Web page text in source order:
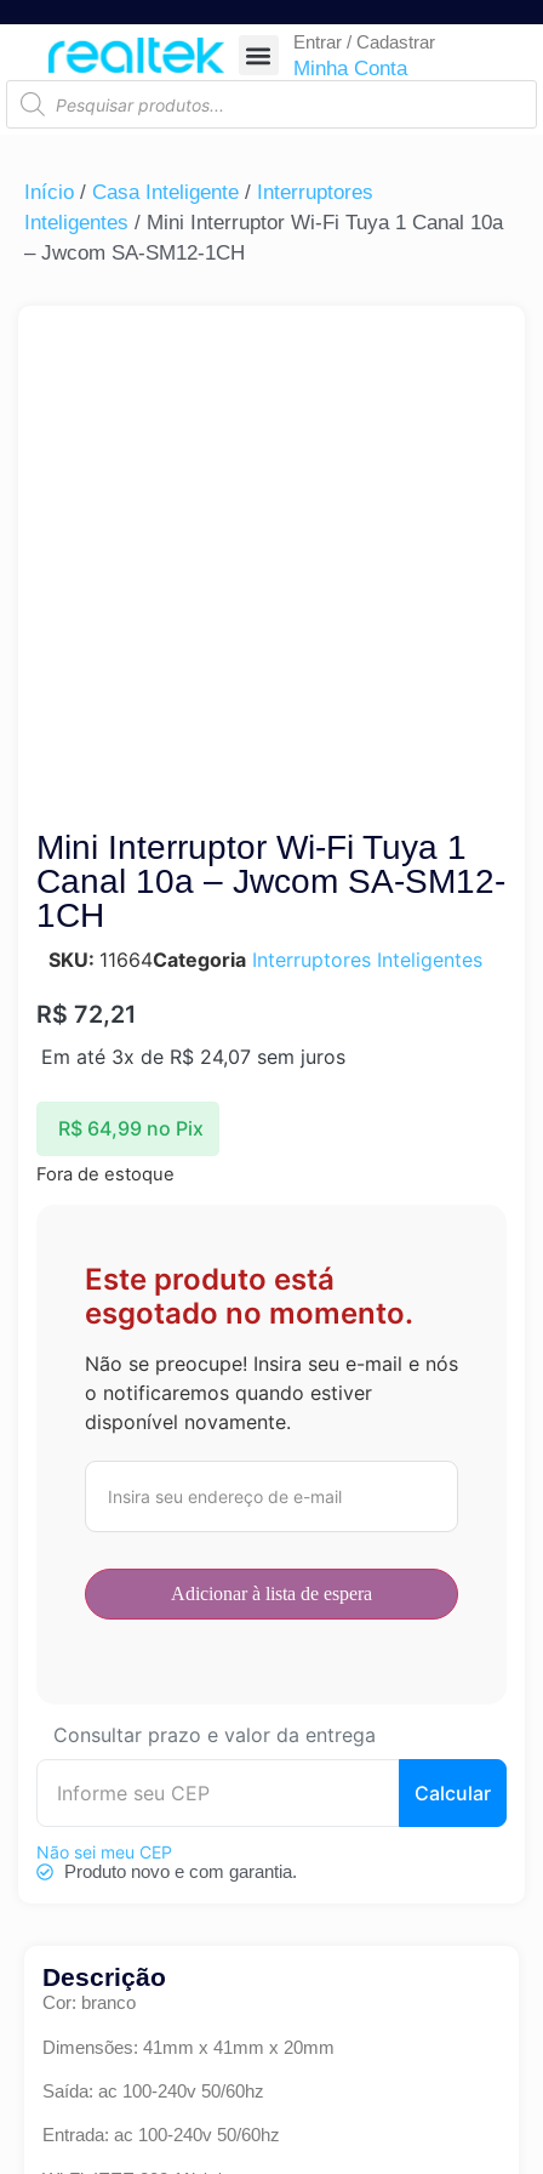
Entrar / Cadastrar
Minha Conta
Início / Casa Inteligente / Interruptores
Inteligentes / Mini Interruptor Wi-Fi Tuya 1 Canal 10a
– Jwcom SA-SM12-1CH
Mini Interruptor Wi-Fi Tuya 1
Canal 10a – Jwcom SA-SM12-
1CH
SKU: 11664Categoria Interruptores Inteligentes
R$ 72,21
Em até 3x de R$ 24,07 sem juros
R$64,99 no Pix
Fora de estoque
Este produto está
esgotado no momento.
Não se preocupe! Insira seu e-mail e nós
o notificaremos quando estiver
disponível novamente.
Consultar prazo e valor da entrega
Calcular
Não sei meu CEP
Produto novo e com garantia.
Descrição
Cor: branco
Dimensões: 41mm x 41mm x 20mm
Saída: ac 100-240v 50/60hz
Entrada: ac 100-240v 50/60hz